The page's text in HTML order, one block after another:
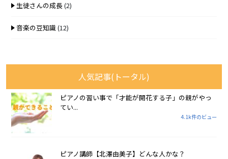
生徒さんの成長(2)
音楽の豆知識(12)
人気記事(トータル)
ピアノの習い事で「才能が開花する子」の親がやっ
てい...
4.1k件のビュー
ピアノ講師【北澤由美子】どんな人かな？